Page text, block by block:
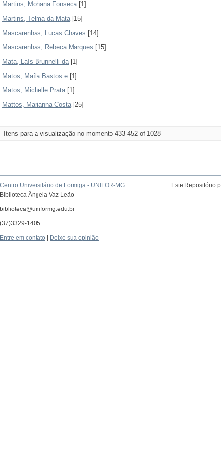
Martins, Mohana Fonseca[1]
Martins, Telma da Mata[15]
Mascarenhas, Lucas Chaves [14]
Mascarenhas, Rebeca Marques [15]
Mata, Laís Brunnelli da[1]
Matos, Maíla Bastos e [1]
Matos, Michelle Prata[1]
Mattos, Marianna Costa[25]
Itens para a visualização no momento 433-452 of 1028
Centro Universitário de Formiga - UNIFOR-MG
Biblioteca Ângela Vaz Leão
biblioteca@uniformg.edu.br
(37)3329-1405
Este Repositório
Entre em contato Deixe sua opinião